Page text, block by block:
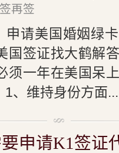
再签
申请美国婚姻绿
国签证找大鹤解
须一年在美国呆
、维持身份方面...
申请K1签证